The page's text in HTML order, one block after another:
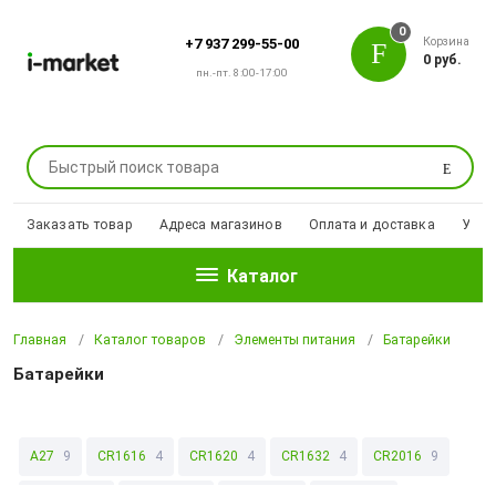
+7 937 299-55-00
пн.-пт. 8:00-17:00
Поиск
0
Корзина
0 руб.
Заказать товар Адреса магазинов Оплата и доставка
Каталог
Главная Каталог товаров Элементы питания Батарейки
Батарейки
A27 9 CR1616 4 CR1620 4 CR1632 4 CR2016 9